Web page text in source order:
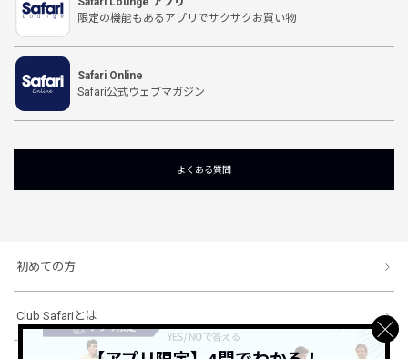
限定の機能もあるアプリでサクサクお買い物
Safari Online
Safari公式ウェブマガジン
よくある質問
初めての方
Club Safariとは